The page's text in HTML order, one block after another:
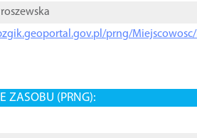
prng/Miejscowosc/
ZASOBU (PRNG):